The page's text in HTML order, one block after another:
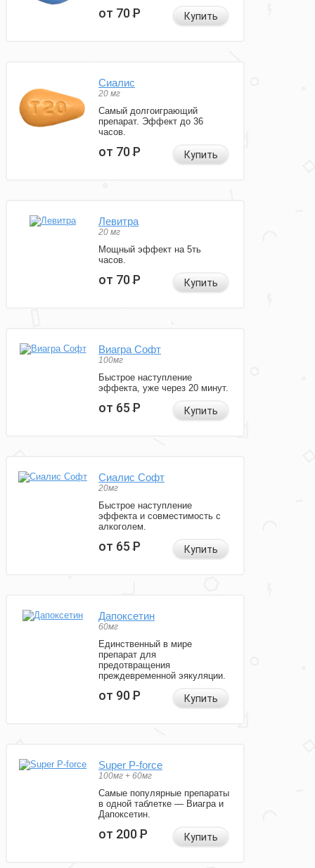
от 70Р Купить
Сиалис
20 мг
Самый долгоиграющий
препарат. Эффект до 36
часов.
от 70Р Купить
Левитра
20 мг
Мощный эффект на 5ть
часов.
от 70Р Купить
Виагра Софт
100мг
Быстрое наступление
эффекта, уже через 20 минут.
от 65Р Купить
Сиалис Софт
20мг
Быстрое наступление
эффекта и совместимость с
алкоголем.
от 65Р Купить
Дапоксетин
60мг
Единственный в мире
препарат для
предотвращения
преждевременной эякуляции.
от 90Р Купить
Super P-force
100мг + 60мг
Самые популярные препараты
в одной таблетке — Виагра и
Дапоксетин.
от 200Р Купить